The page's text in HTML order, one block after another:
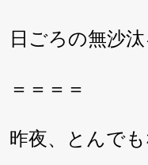
日ごろの無沙
＝＝＝＝
昨夜、とんで